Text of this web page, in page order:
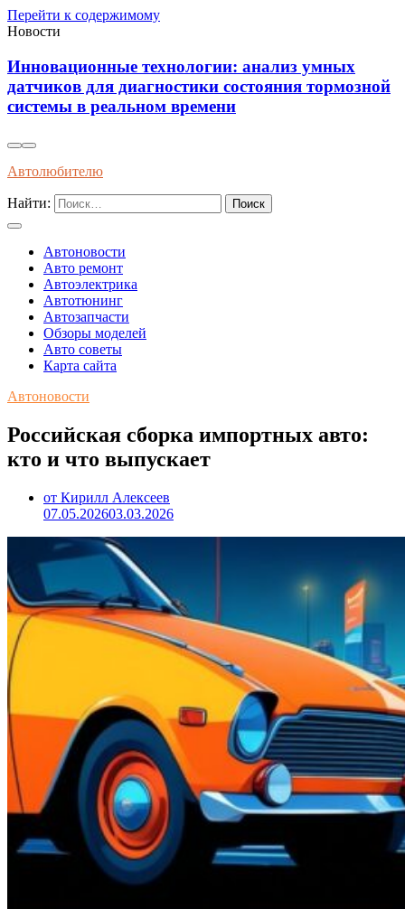
Перейти к содержимому
Новости
Анализ влияния новых аккумуляторов на
долговечность бортовых систем современных
электромобилей
Автолюбителю
Найти:
Автоновости
Авто ремонт
Автоэлектрика
Автотюнинг
Автозапчасти
Обзоры моделей
Авто советы
Карта сайта
Автоновости
Российская сборка импортных авто:
кто и что выпускает
от Кирилл Алексеев
07.05.202603.03.2026